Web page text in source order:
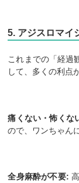
5. アジスロマイ
これまでの「経過
して、多くの利点
痛くない・怖くな
ので、ワンちゃん
全身麻酔が不要: